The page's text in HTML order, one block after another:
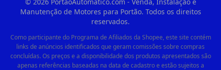
Manutenção de Motores para Portão. Todos os direitos
reservados.
Como participante do Programa de Afiliados da Shopee, este site contém
links de anúncios identificados que geram comissões sobre compras
concluídas. Os preços e a disponibilidade dos produtos apresentados são
apenas referências baseadas na data de cadastro e estão sujeitos a